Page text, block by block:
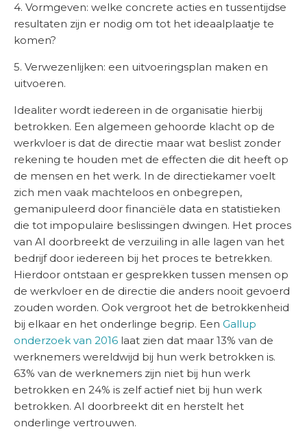
4. Vormgeven: welke concrete acties en tussentijdse
resultaten zijn er nodig om tot het ideaalplaatje te
komen?
5. Verwezenlijken: een uitvoeringsplan maken en
uitvoeren.
Idealiter wordt iedereen in de organisatie hierbij
betrokken. Een algemeen gehoorde klacht op de
werkvloer is dat de directie maar wat beslist zonder
rekening te houden met de effecten die dit heeft op
de mensen en het werk. In de directiekamer voelt
zich men vaak machteloos en onbegrepen,
gemanipuleerd door financiële data en statistieken
die tot impopulaire beslissingen dwingen. Het proces
van AI doorbreekt de verzuiling in alle lagen van het
bedrijf door iedereen bij het proces te betrekken.
Hierdoor ontstaan er gesprekken tussen mensen op
de werkvloer en de directie die anders nooit gevoerd
zouden worden. Ook vergroot het de betrokkenheid
bij elkaar en het onderlinge begrip. Een Gallup
onderzoek van 2016 laat zien dat maar 13% van de
werknemers wereldwijd bij hun werk betrokken is.
63% van de werknemers zijn niet bij hun werk
betrokken en 24% is zelf actief niet bij hun werk
betrokken. AI doorbreekt dit en herstelt het
onderlinge vertrouwen.